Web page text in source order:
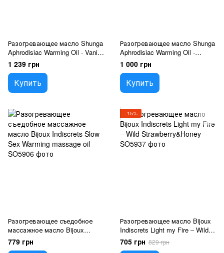
Разогревающее масло Shunga
Aphrodisiac Warming Oil - Vanilla
Fetish (100 мл) без сахара,
вкусный
1 239 грн
Купить
Разогревающее масло Shunga
Aphrodisiac Warming Oil -
Caramel Kisses (100 мл) без
сахара, вкусный
1 000 грн
Купить
Разогревающее съедобное
массажное масло Bijoux
Indiscrets Slow Sex Warming
massage oil
779 грн
−15%
Разогревающее масло Bijoux
Indiscrets Light my Fire – Wild
Strawberry&Honey
705 грн 829 грн